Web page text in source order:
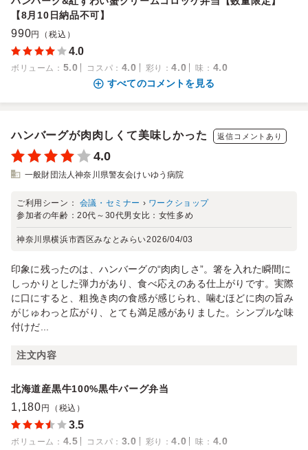
【8月10日納品不可】
990円（税込）
4.0
ボリューム ： 5.0 コスパ ： 4.0 彩り ：4.0 味 ： 4.0
すべてのコメントを見る
ハンバーグが肉肉しくて美味しかった 返信コメントあり
4.0
一般財団法人神奈川県警友会けいゆう病院
ご利用シーン： 会議・セミナー › ワークショップ
参加者の年齢：20代～30代男女比： 女性多め
神奈川県横浜市西区みなとみらい2026/04/03
印象に残ったのは、ハンバーグの“肉肉しさ”。箸を入れた瞬間に
しっかりとした弾力があり、食べ応えのある仕上がりです。実際
に口にすると、粗挽き肉の食感が感じられ、噛むほどに肉の旨み
がじゅわっと広がり、とても満足感がありました。シンプルな味
付けだ...
注文内容
北海道産黒牛100%黒牛バーグ弁当
1,180 円（税込）
3.5
ボリューム ： 4.5 コスパ ： 3.0 彩り ：4.0 味 ： 4.0